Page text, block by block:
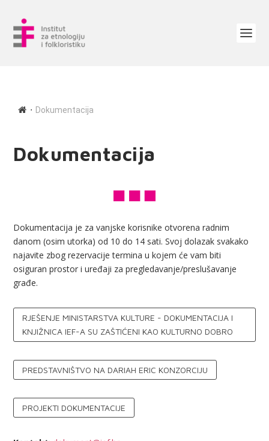
∙ Dokumentacija
Dokumentacija
Dokumentacija je za vanjske korisnike otvorena radnim
danom (osim utorka) od 10 do 14 sati. Svoj dolazak svakako
najavite zbog rezervacije termina u kojem će vam biti
osiguran prostor i uređaji za pregledavanje/preslušavanje
građe.
RJEŠENJE MINISTARSTVA KULTURE - DOKUMENTACIJA I
KNJIŽNICA IEF-A SU ZAŠTIĆENI KAO KULTURNO DOBRO
PREDSTAVNIŠTVO NA DARIAH ERIC KONZORCIJU
PROJEKTI DOKUMENTACIJE